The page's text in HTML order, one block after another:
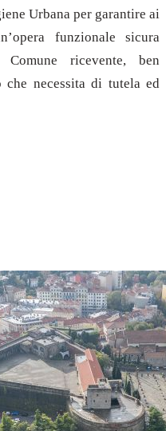
Urbana per garantire ai
funzionale sicura
Comune ricevente, ben
necessita di tutela ed